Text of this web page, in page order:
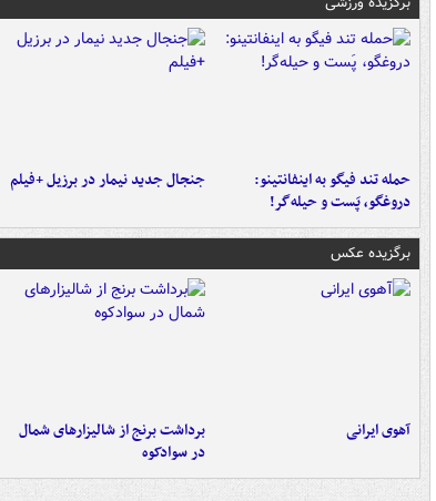
حمله تند فیگو به اینفانتینو:
دروغگو، پَست‌ و حیله‌گر!
جنجال جدید نیمار در برزیل +فیلم
برگزیده عکس
آهوی ایرانی
برداشت برنج از شالیزارهای شمال
در سوادکوه